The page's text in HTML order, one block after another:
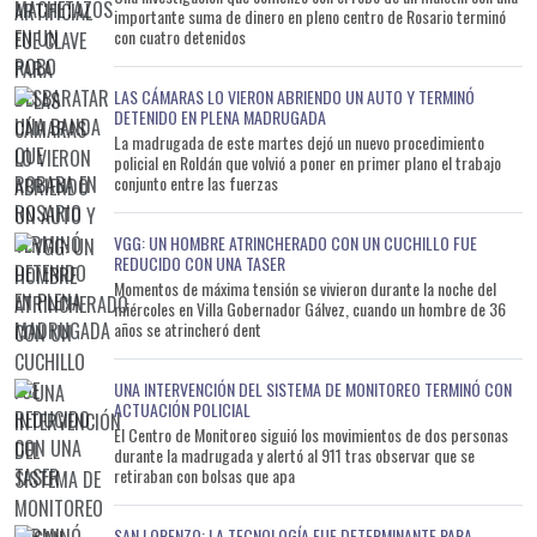
UNA ORGANIZACIÓN ACUSADA DE ESTAFAR A UNA EMPRESA DE
FUNES 10. DESARTICULARON UNA MANIOBRA FRAUDULENTA Y
AHORA BUSCAN A MÁS IMPLICADOS EN FUNES
para erradicar la violencia en los espectáculos deportivos,
mientras la Liga Cañadense suspendió todas sus competencias
tras conocerse el fallecimiento del efectivo. La audiencia de
este viernes marcará el inicio formal del proceso penal contra
los dos acusados y permitirá conocer la calificación legal que
impulsará la Fiscalía, además de las evidencias reunidas hasta
el momento para intentar esclarecer uno de los hechos de
violencia más graves registrados en el fútbol regional
santafesino de los últimos años. ## 10 TITULARES SEO 1.
IMPUTAN ESTE VIERNES A LOS DOS DETENIDOS POR EL CRIMEN
DEL POLICÍA DAMIÁN LÓPEZ EN CARCARAÑÁ 2. AVANZA LA
CAUSA POR EL ASESINATO DEL POLICÍA DE ROLDÁN: LOS
ACUSADOS SERÁN IMPUTADOS 3. CRIMEN EN LA FINAL DE LA
LIGA CAÑADENSE: LA JUSTICIA IMPUTA A LOS DOS
SOSPECHOSOS 4. EL HOMICIDIO DEL POLICÍA DAMIÁN LÓPEZ
LLEGA A UNA ETAPA CLAVE CON LA AUDIENCIA IMPUTATIVA 5.
DOS DETENIDOS ENFRENTARÁN LA PRIMERA AUDIENCIA POR LA
MUERTE DEL POLICÍA EN CARCARAÑÁ 6. LA INVESTIGACIÓN POR
importante suma de dinero en pleno centro de Rosario terminó
con cuatro detenidos
LAS CÁMARAS LO VIERON ABRIENDO UN AUTO Y TERMINÓ
DETENIDO EN PLENA MADRUGADA
La madrugada de este martes dejó un nuevo procedimiento
policial en Roldán que volvió a poner en primer plano el trabajo
conjunto entre las fuerzas
VGG: UN HOMBRE ATRINCHERADO CON UN CUCHILLO FUE
REDUCIDO CON UNA TASER
Momentos de máxima tensión se vivieron durante la noche del
miércoles en Villa Gobernador Gálvez, cuando un hombre de 36
años se atrincheró dent
UNA INTERVENCIÓN DEL SISTEMA DE MONITOREO TERMINÓ CON
ACTUACIÓN POLICIAL
El Centro de Monitoreo siguió los movimientos de dos personas
durante la madrugada y alertó al 911 tras observar que se
retiraban con bolsas que apa